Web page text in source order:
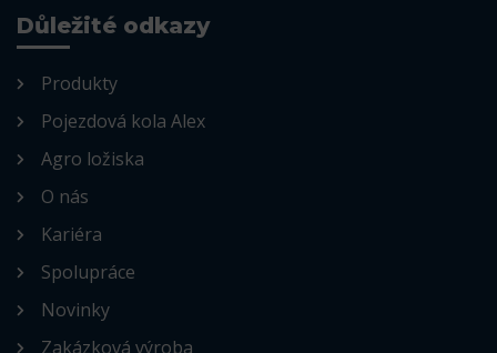
Důležité odkazy
Produkty
Pojezdová kola Alex
Agro ložiska
O nás
Kariéra
Spolupráce
Novinky
Zakázková výroba